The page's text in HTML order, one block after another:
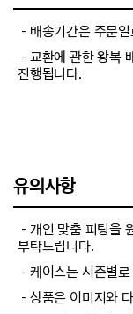
－배송기간은 주문
－교환에 관한 왕복
진행됩니다.
유의사항
－개인 맞춤 피팅을
부탁드립니다.
－케이스는 시즌별
－상품은 이미지와